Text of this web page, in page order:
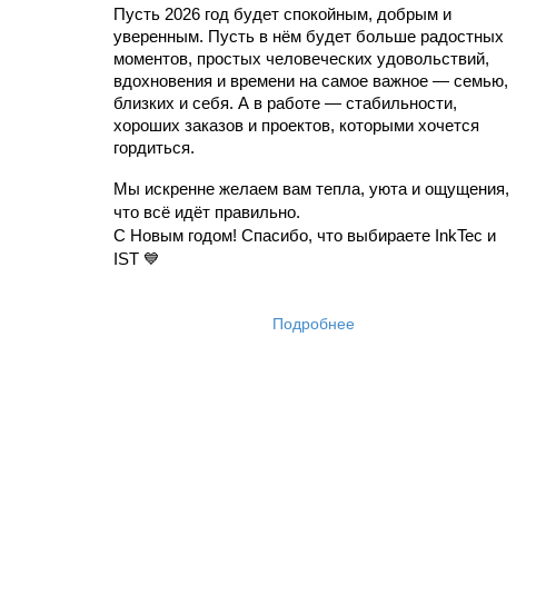
Пусть 2026 год будет спокойным, добрым и
уверенным. Пусть в нём будет больше радостных
моментов, простых человеческих удовольствий,
вдохновения и времени на самое важное — семью,
близких и себя. А в работе — стабильности,
хороших заказов и проектов, которыми хочется
гордиться.
Мы искренне желаем вам тепла, уюта и ощущения,
что всё идёт правильно.
С Новым годом! Спасибо, что выбираете InkTec и
IST 💙
Подробнее